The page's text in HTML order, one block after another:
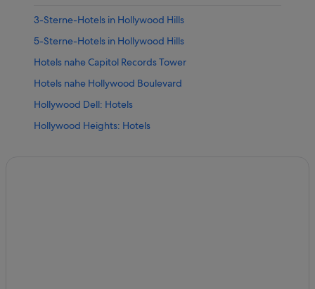
3-Sterne-Hotels in Hollywood Hills
5-Sterne-Hotels in Hollywood Hills
Hotels nahe Capitol Records Tower
Hotels nahe Hollywood Boulevard
Hollywood Dell: Hotels
Hollywood Heights: Hotels